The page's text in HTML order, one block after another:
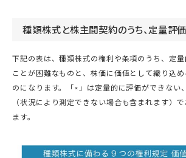
種類株式と株主間契約のうち、定量評
下記の表は、種類株式の権利や条項のうち、定
ことが困難なものと、株価に価値として織り込
のになります。「×」は定量的に評価ができない
（状況により測定できない場合も含まれます）
ます。​